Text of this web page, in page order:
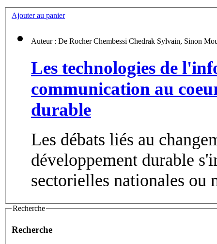
Ajouter au panier
Auteur : De Rocher
Les technologies de
communication au
durable
Les débats liés au
développement durable
sectorielles nationales ou
Recherche
Recherche